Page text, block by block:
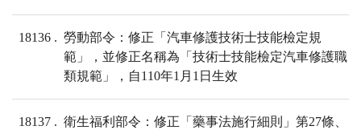
18136
勞動部令：修正「汽車修護技術士技能檢定規
範」，並修正名稱為「技術士技能檢定汽車修護職
類規範」，自110年1月1日生效
18137
衛生福利部令：修正「藥事法施行細則」第27條、